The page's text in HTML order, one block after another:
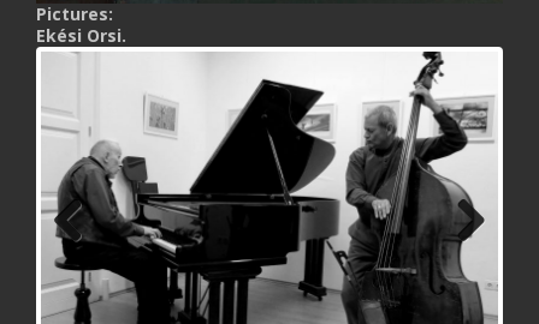
Pictures:
Ekési Orsi.
Previ
ous
Next